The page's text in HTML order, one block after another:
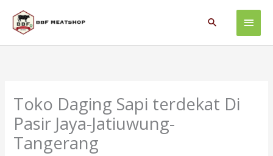
content
Main
Search
Toko Daging Sapi terdekat Di
Pasir Jaya-Jatiuwung-
Tangerang